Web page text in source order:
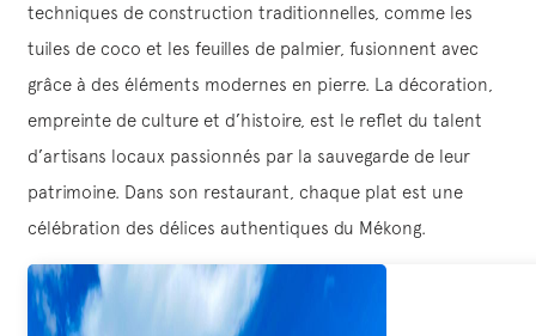
techniques de construction traditionnelles, comme les
tuiles de coco et les feuilles de palmier, fusionnent avec
grâce à des éléments modernes en pierre. La décoration,
empreinte de culture et d’histoire, est le reflet du talent
d’artisans locaux passionnés par la sauvegarde de leur
patrimoine. Dans son restaurant, chaque plat est une
célébration des délices authentiques du Mékong.